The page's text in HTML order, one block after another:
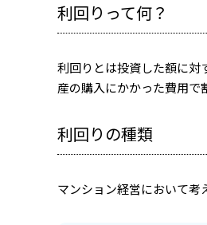
利回りって何？
利回りとは投資した額に対
産の購入にかかった費用で
利回りの種類
マンション経営において考